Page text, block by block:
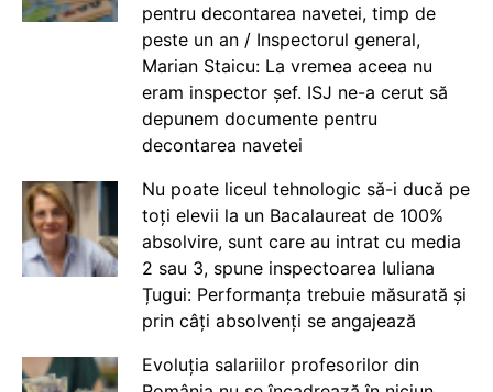
pentru decontarea navetei, timp de
peste un an / Inspectorul general,
Marian Staicu: La vremea aceea nu
eram inspector șef. ISJ ne-a cerut să
depunem documente pentru
decontarea navetei
Nu poate liceul tehnologic să-i ducă pe
toți elevii la un Bacalaureat de 100%
absolvire, sunt care au intrat cu media
2 sau 3, spune inspectoarea Iuliana
Țugui: Performanța trebuie măsurată și
prin câți absolvenți se angajează
Evoluția salariilor profesorilor din